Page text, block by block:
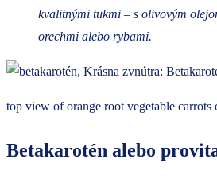
kvalitnými tukmi – s olivovým
orechmi alebo rybami.
top view of orange root vegetable
Betakarotén alebo